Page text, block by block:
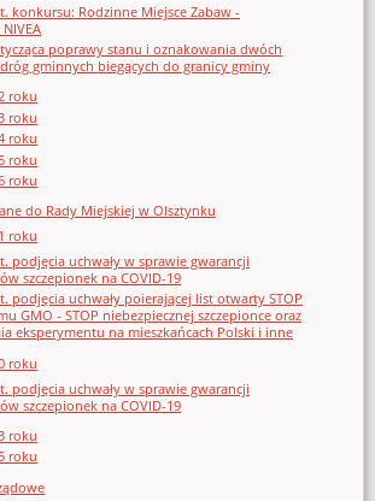
konkursu: Rodzinne Miejsce Zabaw -
poprawy stanu i oznakowania dwóch
gminnych biegących do granicy gminy
roku
roku
roku
roku
roku
do Rady Miejskiej w Olsztynku
roku
podjęcia uchwały w sprawie gwarancji
szczepionek na COVID-19
podjęcia uchwały poierającej list otwarty STOP
GMO - STOP niebezpiecznej szczepionce oraz
eksperymentu na mieszkańcach Polski i inne
roku
podjęcia uchwały w sprawie gwarancji
szczepionek na COVID-19
roku
roku